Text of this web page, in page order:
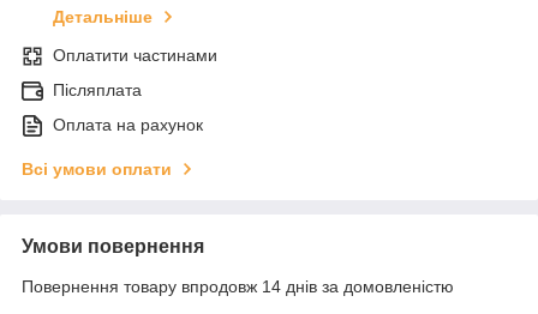
Детальніше
Оплатити частинами
Післяплата
Оплата на рахунок
Всі умови оплати
Умови повернення
Повернення товару впродовж 14 днів за домовленістю